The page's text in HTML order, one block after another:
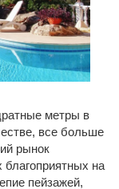
метры в
все больше
рынок
на
пейзажей,